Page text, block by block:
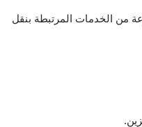
من الخدمات المرتبطة بنقل